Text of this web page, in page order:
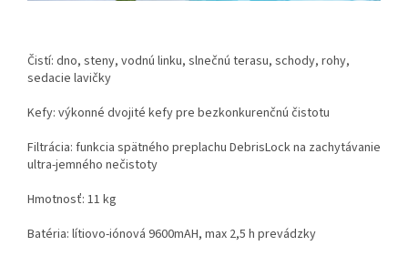
Čistí: dno, steny, vodnú linku, slnečnú terasu, schody, rohy,
sedacie lavičky
Kefy: výkonné dvojité kefy pre bezkonkurenčnú čistotu
Filtrácia: funkcia spätného preplachu DebrisLock na zachytávanie
ultra-jemného nečistoty
Hmotnosť: 11 kg
Batéria: lítiovo-iónová 9600mAH, max 2,5 h prevádzky